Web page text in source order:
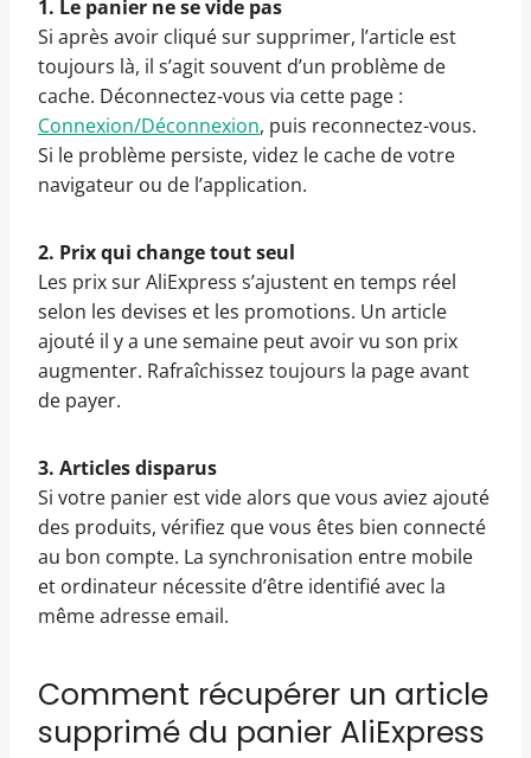
1. Le panier ne se vide pas
Si après avoir cliqué sur supprimer, l’article est
toujours là, il s’agit souvent d’un problème de
cache. Déconnectez-vous via cette page :
Connexion/Déconnexion, puis reconnectez-vous.
Si le problème persiste, videz le cache de votre
navigateur ou de l’application.
2. Prix qui change tout seul
Les prix sur AliExpress s’ajustent en temps réel
selon les devises et les promotions. Un article
ajouté il y a une semaine peut avoir vu son prix
augmenter. Rafraîchissez toujours la page avant
de payer.
3. Articles disparus
Si votre panier est vide alors que vous aviez ajouté
des produits, vérifiez que vous êtes bien connecté
au bon compte. La synchronisation entre mobile
et ordinateur nécessite d’être identifié avec la
même adresse email.
Comment récupérer un article
supprimé du panier AliExpress